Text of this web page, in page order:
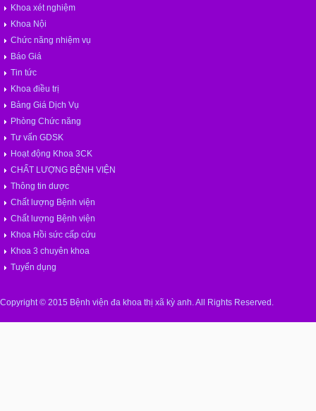
Khoa xét nghiệm
Khoa Nội
Chức năng nhiệm vụ
Báo Giá
Tin tức
Khoa điều trị
Bảng Giá Dịch Vụ
Phòng Chức năng
Tư vấn GDSK
Hoạt động Khoa 3CK
CHẤT LƯỢNG BỆNH VIỆN
Thông tin dược
Chất lượng Bệnh viện
Chất lượng Bệnh viện
Khoa Hồi sức cấp cứu
Khoa 3 chuyên khoa
Tuyển dụng
Copyright © 2015 Bệnh viện đa khoa thị xã kỳ anh. All Rights Reserved.